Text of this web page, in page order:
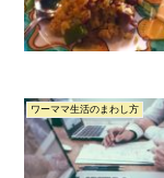
ワーママ生活のまわし方